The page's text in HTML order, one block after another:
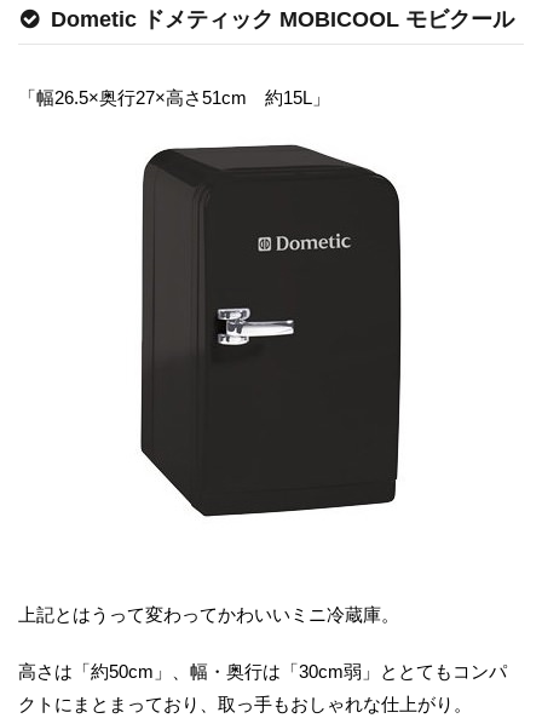
Dometic ドメティック MOBICOOL モビクール
「幅26.5×奥行27×高さ51cm 約15L」
上記とはうって変わってかわいいミニ冷蔵庫。
高さは「約50cm」、幅・奥行は「30cm弱」ととてもコンパ
クトにまとまっており、取っ手もおしゃれな仕上がり。